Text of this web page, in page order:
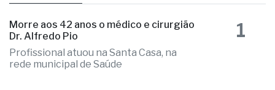
Morre aos 42 anos o médico e cirurgião
Dr. Alfredo Pio
Profissional atuou na Santa Casa, na
rede municipal de Saúde
1